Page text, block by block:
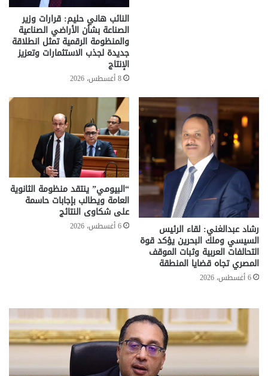
النائب هاني حليم: قرارات وزير
الصناعة بشأن الأراضي الصناعية
والمنظومة الرقمية تمثل انطلاقة
جديدة لجذب الاستثمارات وتعزيز
الإنتاج
8 أغسطس، 2026
رشاد عبدالغني: لقاء الرئيس
السيسي وملك البحرين يؤكد قوة
التحالفات العربية وثبات الموقف
المصري تجاه قضايا المنطقة
6 أغسطس، 2026
“البيومي” ينتقد منظومة الثانوية
العامة ويطالب بإجابات حاسمة
على شكاوى النتائج
6 أغسطس، 2026
تحركات
حكومية
لحسم
قانون
..